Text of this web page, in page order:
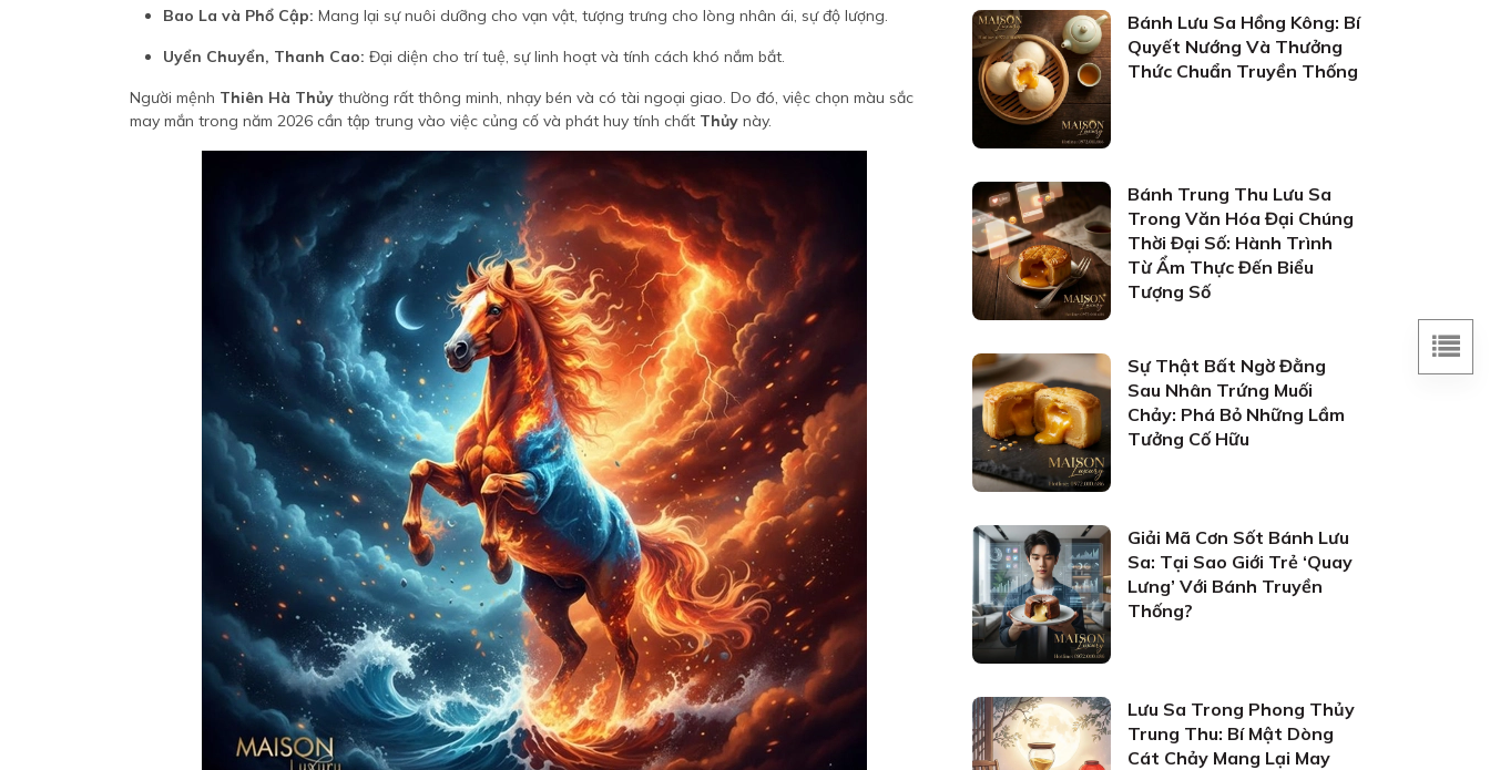
Bao La và Phổ Cập: Mang lại sự nuôi dưỡng cho vạn vật, tượng trưng cho lòng nhân ái, sự độ lượng.
Uyển Chuyển, Thanh Cao: Đại diện cho trí tuệ, sự linh hoạt và tính cách khó nắm bắt.
Người mệnh Thiên Hà Thủy thường rất thông minh, nhạy bén và có tài ngoại giao. Do đó, việc chọn màu sắc
may mắn trong năm 2026 cần tập trung vào việc củng cố và phát huy tính chất Thủy này.
Bánh Lưu Sa Hồng Kông: Bí
Quyết Nướng Và Thưởng
Thức Chuẩn Truyền Thống
Bánh Trung Thu Lưu Sa
Trong Văn Hóa Đại Chúng
Thời Đại Số: Hành Trình
Từ Ẩm Thực Đến Biểu
Tượng Số
Sự Thật Bất Ngờ Đằng
Sau Nhân Trứng Muối
Chảy: Phá Bỏ Những Lầm
Tưởng Cố Hữu
Giải Mã Cơn Sốt Bánh Lưu
Sa: Tại Sao Giới Trẻ ‘Quay
Lưng’ Với Bánh Truyền
Thống?
Lưu Sa Trong Phong Thủy
Trung Thu: Bí Mật Dòng
Cát Chảy Mang Lại May